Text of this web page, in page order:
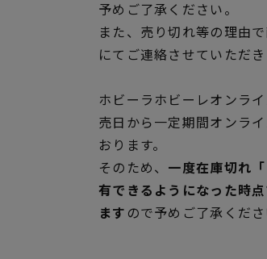
予めご了承ください。
また、売り切れ等の理由
にてご連絡させていただき
ホビーラホビーレオンラ
売日から一定期間オンラ
おります。
そのため、 一度在庫切れ
有できるようになった時
ます ので予めご了承くださ